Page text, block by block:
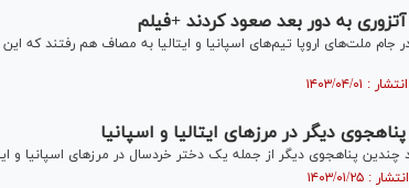
به دور بعد صعود کردند +فیلم
ملت‌های اروپا تیم‌های اسپانیا و ایتالیا به مصاف هم رفتند که این
دیگر در مرزهای ایتالیا و اسپانیا
چندین پناهجوی دیگر از جمله یک دختر خردسال در مرزهای اسپانیا و